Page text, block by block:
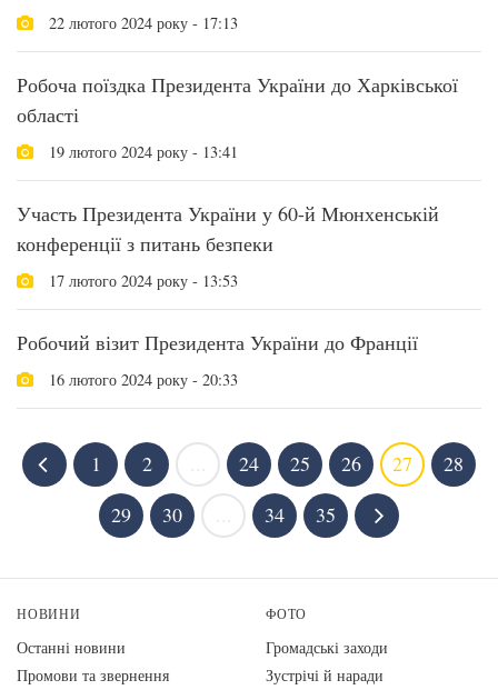
22 лютого 2024 року - 17:13
Робоча поїздка Президента України до Харківської
області
19 лютого 2024 року - 13:41
Участь Президента України у 60-й Мюнхенській
конференції з питань безпеки
17 лютого 2024 року - 13:53
Робочий візит Президента України до Франції
16 лютого 2024 року - 20:33
1 2 24 25 26 27
28
29
30 34 35
НОВИНИ
Останні новини
Промови та звернення
ФОТО
Громадські заходи
Зустрічі й наради